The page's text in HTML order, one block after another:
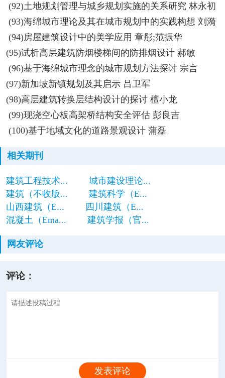
(92)土地规划管理与城乡规划实施的关系研究 林永初
(93)海绵城市理论及其在城市规划中的实践构想 刘漪
(94)房屋建筑设计中的美学应用 章彤;范振华
(95)试析高层建筑防烟楼梯间的防排烟设计 郝敏
(96)基于海绵城市理念的城市规划方法探讨 宗言
(97)新加坡新镇规划及其启示 吕卫军
(98)高层建筑转换层结构设计的探讨 檀小龙
(99)现浇空心板高架桥结构安全评估 彭良吉
(100)基于地域文化的道路景观设计 蒲磊
相关期刊
建筑工程技术...
城市建设理论...
建筑（不收版...
建筑科学（E...
山西建筑（E...
四川建筑（E...
混凝土（Ema...
建筑学报（官...
网友评论
评论：
发表评论